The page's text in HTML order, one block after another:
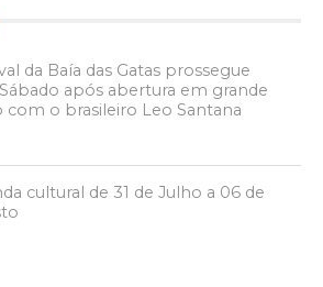
da Baía das Gatas prossegue
após abertura em grande
com o brasileiro Leo Santana
cultural de 31 de Julho a 06 de